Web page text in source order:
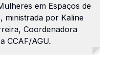
em Espaços de
ministrada por Kaline
Coordenadora
CCAF/AGU.